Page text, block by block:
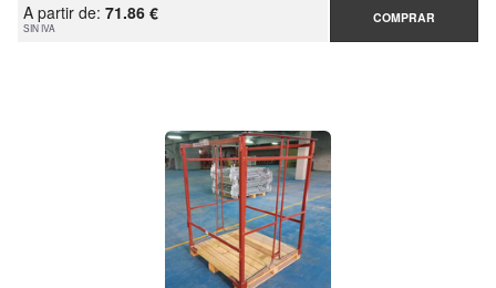
A partir de: 71.86 €
SIN IVA
COMPRAR